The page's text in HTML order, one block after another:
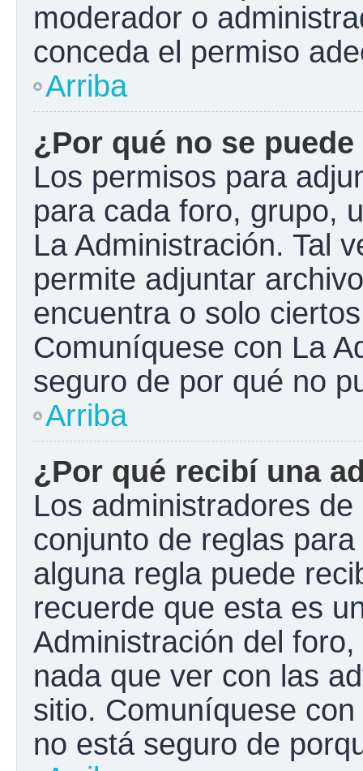
moderador o
conceda el permiso
Arriba
¿Por qué no se
Los permisos para
para cada foro, grupo,
La Administración. Tal
permite adjuntar
encuentra o solo
Comuníquese con La
seguro de por qué no
Arriba
¿Por qué recibí una
Los administradores
conjunto de reglas
alguna regla puede
recuerde que esta es
Administración del
nada que ver con las
sitio. Comuníquese
no está seguro de